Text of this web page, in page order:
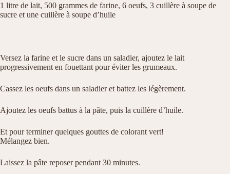
1 litre de lait, 500 grammes de farine, 6 oeufs, 3 cuillère à soupe de
sucre et une cuillère à soupe d’huile
Versez la farine et le sucre dans un saladier, ajoutez le lait
progressivement en fouettant pour éviter les grumeaux.
Cassez les oeufs dans un saladier et battez les légèrement.
Ajoutez les oeufs battus à la pâte, puis la cuillère d’huile.
Et pour terminer quelques gouttes de colorant vert!
Mélangez bien.
Laissez la pâte reposer pendant 30 minutes.